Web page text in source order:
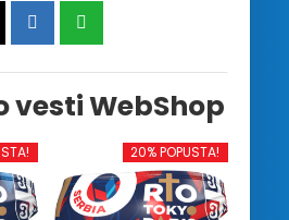
vesti WebShop
20% POPUSTA!